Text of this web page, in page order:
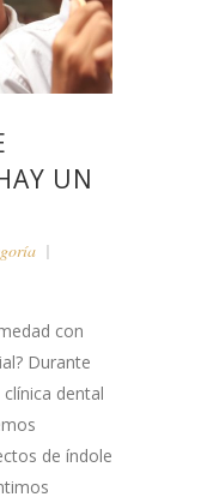
UN
con
Durante
dental
de índole